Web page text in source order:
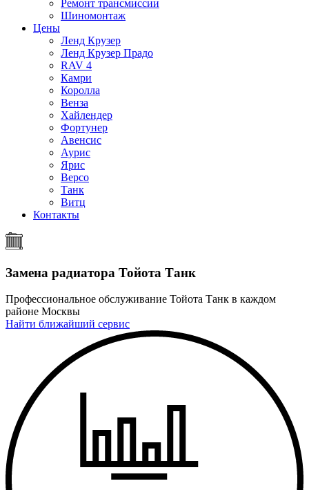
Ремонт трансмиссии
Шиномонтаж
Цены
Ленд Крузер
Ленд Крузер Прадо
RAV 4
Камри
Королла
Венза
Хайлендер
Фортунер
Авенсис
Аурис
Ярис
Версо
Танк
Витц
Контакты
Замена радиатора Тойота Танк
Профессиональное обслуживание Тойота Танк в каждом
районе Москвы
Найти ближайший сервис